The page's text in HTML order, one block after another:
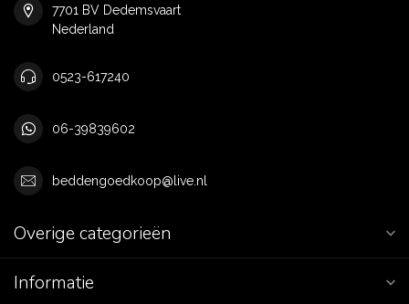
7701 BV Dedemsvaart
Nederland
0523-617240
06-39839602
beddengoedkoop@live.nl
Overige categorieën
Informatie